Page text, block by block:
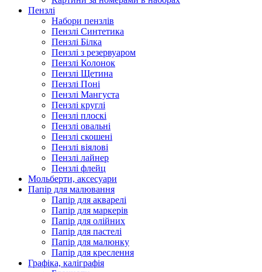
Пензлі
Набори пензлів
Пензлі Синтетика
Пензлі Білка
Пензлі з резервуаром
Пензлі Колонок
Пензлі Щетина
Пензлі Поні
Пензлі Мангуста
Пензлі круглі
Пензлі плоскі
Пензлі овальні
Пензлі скошені
Пензлі віялові
Пензлі лайнер
Пензлі флейц
Мольберти, аксесуари
Папір для малювання
Папір для акварелі
Папір для маркерів
Папір для олійних
Папір для пастелі
Папір для малюнку
Папір для креслення
Графіка, каліграфія